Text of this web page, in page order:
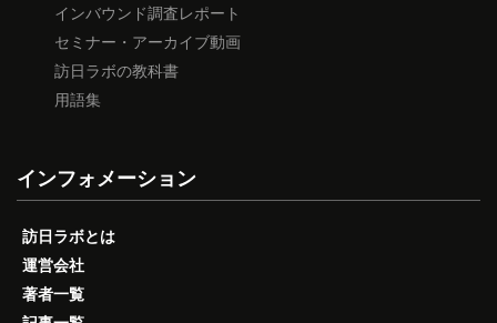
インバウンド調査レポート
セミナー・アーカイブ動画
訪日ラボの教科書
用語集
インフォメーション
訪日ラボとは
運営会社
著者一覧